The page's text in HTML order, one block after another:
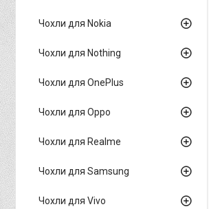
Чохли для Nokia
Чохли для Nothing
Чохли для OnePlus
Чохли для Oppo
Чохли для Realme
Чохли для Samsung
Чохли для Vivo